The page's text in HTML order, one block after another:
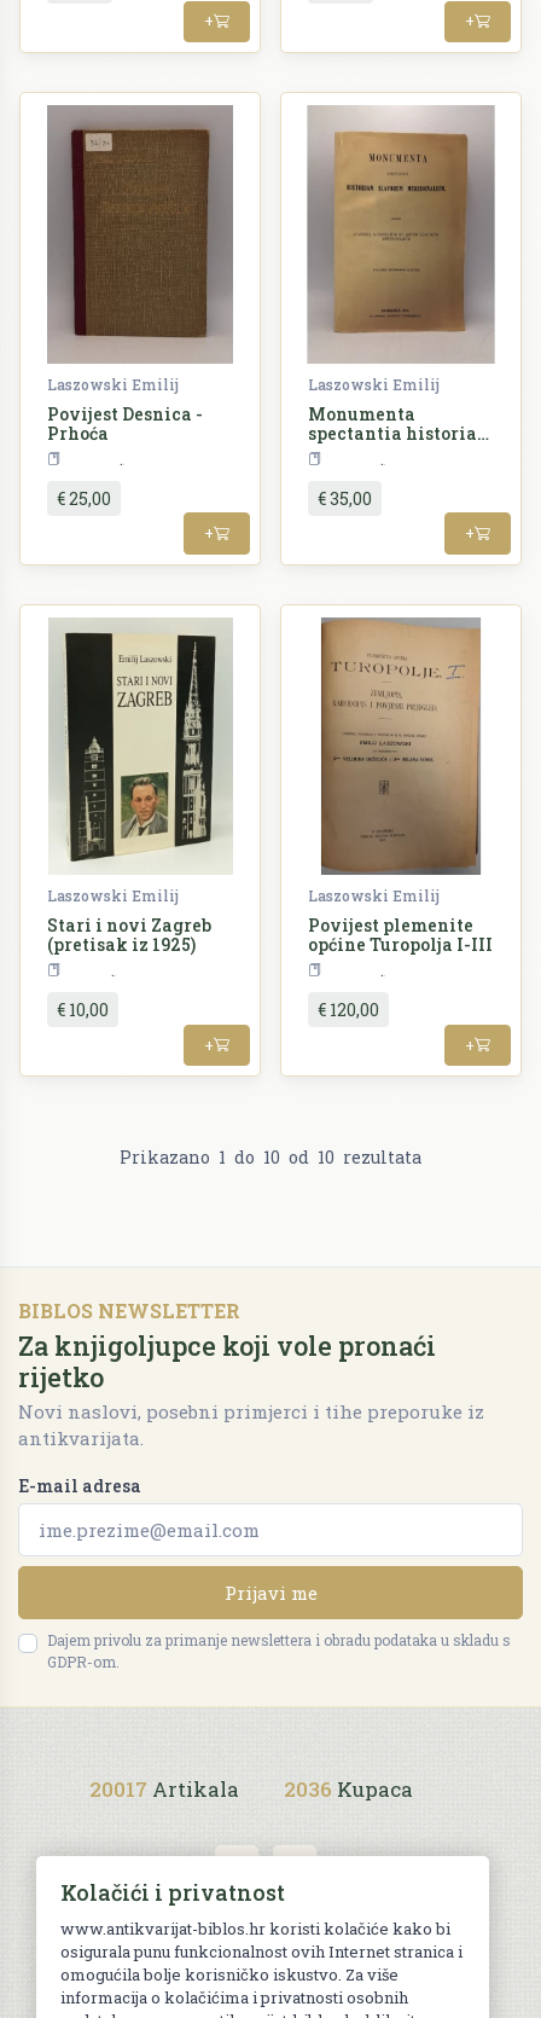
+ +
Laszowski Emilij
Povijest Desnica -
Prhoća
€ 25,00
+
Laszowski Emilij
Monumenta
spectantia historiam
slavorum
meridionalium
€ 35,00
+
Laszowski Emilij
Stari i novi Zagreb
(pretisak iz 1925)
€ 10,00
+
Laszowski Emilij
Povijest plemenite
općine Turopolja I-III
€ 120,00
+
Prikazano 1 do 10 od 10 rezultata
BIBLOS NEWSLETTER
Za knjigoljupce koji vole pronaći
rijetko
Novi naslovi, posebni primjerci i tihe preporuke iz
antikvarijata.
E-mail adresa
Prijavi me
Dajem privolu za primanje newslettera i obradu podataka u skladu s
GDPR-om.
20017 Artikala 2036 Kupaca
Uvjeti kupnje
Kolačići i privatnost
www.antikvarijat-biblos.hr koristi kolačiće kako bi
osigurala punu funkcionalnost ovih Internet stranica i
omogućila bolje korisničko iskustvo. Za više
informacija o kolačićima i privatnosti osobnih